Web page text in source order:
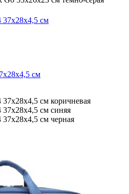
см
коричневая
синяя
черная